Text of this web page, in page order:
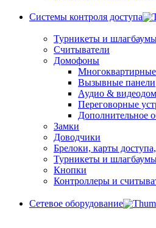
Системы контроля доступа
Турникеты и
Cчитыватели
Домофоны
Вызывные панели
Аудио &
Переговорные
Дополнительное
Замки
Доводчики
Брелоки, карты
Турникеты и
Кнопки
Контроллеры и
Сетевое оборудование